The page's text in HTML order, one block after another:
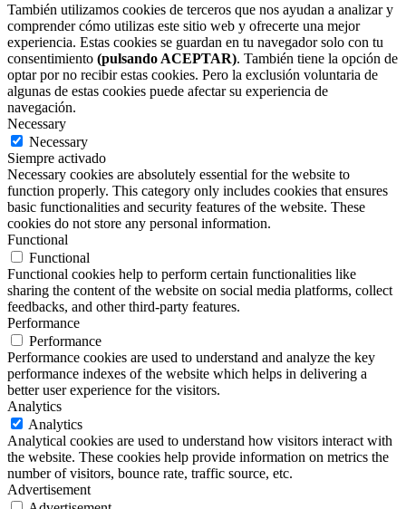
También utilizamos cookies de terceros que nos ayudan a analizar y
comprender cómo utilizas este sitio web y ofrecerte una mejor
experiencia. Estas cookies se guardan en tu navegador solo con tu
consentimiento (pulsando ACEPTAR). También tiene la opción de
optar por no recibir estas cookies. Pero la exclusión voluntaria de
algunas de estas cookies puede afectar su experiencia de
navegación.
Necessary
Necessary
Siempre activado
Necessary cookies are absolutely essential for the website to
function properly. This category only includes cookies that ensures
basic functionalities and security features of the website. These
cookies do not store any personal information.
Functional
Functional
Functional cookies help to perform certain functionalities like
sharing the content of the website on social media platforms, collect
feedbacks, and other third-party features.
Performance
Performance
Performance cookies are used to understand and analyze the key
performance indexes of the website which helps in delivering a
better user experience for the visitors.
Analytics
Analytics
Analytical cookies are used to understand how visitors interact with
the website. These cookies help provide information on metrics the
number of visitors, bounce rate, traffic source, etc.
Advertisement